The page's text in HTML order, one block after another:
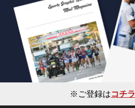
※ご登録はコチラ